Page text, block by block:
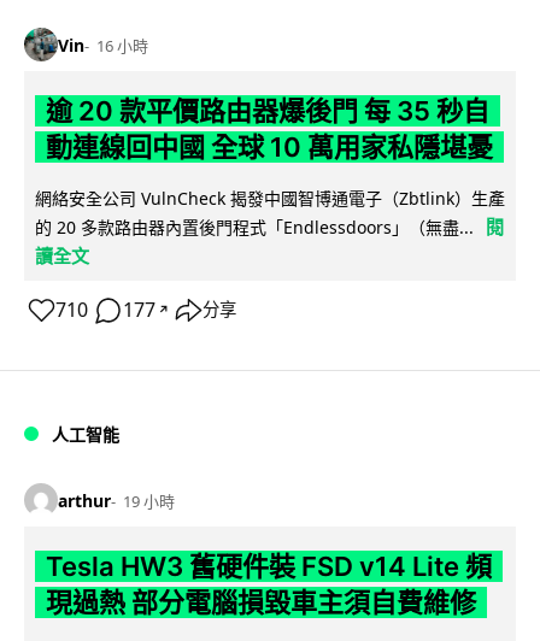
Vin 16 小時
逾 20 款平價路由器爆後門 每 35 秒自
動連線回中國 全球 10 萬用家私隱堪憂
網絡安全公司 VulnCheck 揭發中國智博通電子（Zbtlink）生產
的 20 多款路由器內置後門程式「Endlessdoors」（無盡...
閱
讀全文
710 177 ↗ 分享
人工智能
arthur 19 小時
Tesla HW3 舊硬件裝 FSD v14 Lite 頻
現過熱 部分電腦損毀車主須自費維修